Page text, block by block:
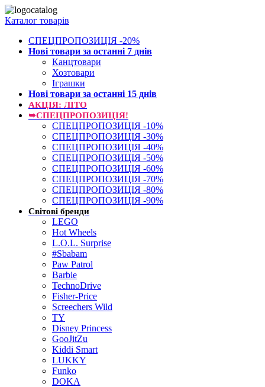
Каталог товарів
СПЕЦПРОПОЗИЦІЯ -20%
Нові товари за останнi 7 днiв
Канцтовари
Хозтовари
Іграшки
Нові товари за останнi 15 днiв
АКЦІЯ: ЛІТО
➥СПЕЦПРОПОЗИЦІЯ!
СПЕЦПРОПОЗИЦІЯ -10%
СПЕЦПРОПОЗИЦІЯ -30%
СПЕЦПРОПОЗИЦІЯ -40%
СПЕЦПРОПОЗИЦІЯ -50%
СПЕЦПРОПОЗИЦІЯ -60%
СПЕЦПРОПОЗИЦІЯ -70%
СПЕЦПРОПОЗИЦІЯ -80%
СПЕЦПРОПОЗИЦІЯ -90%
Світові бренди
LEGO
Hot Wheels
L.O.L. Surprise
#Sbabam
Paw Patrol
Barbie
TechnoDrive
Fisher-Price
Screechers Wild
TY
Disney Princess
GooJitZu
Kiddi Smart
LUKKY
Funko
DOKA